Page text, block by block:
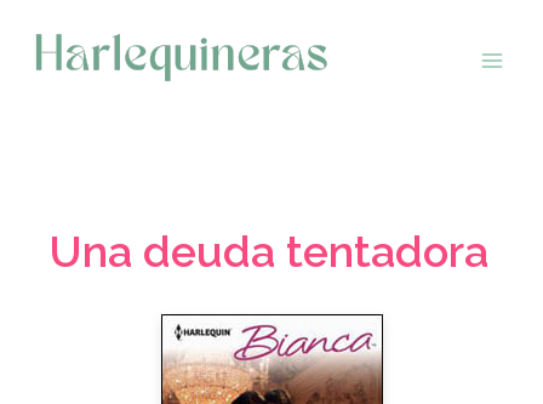
contenido
Una deuda tentadora